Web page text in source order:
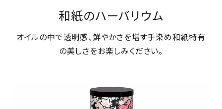
和紙のハーバリウム
オイルの中で透明感、鮮やかさを増す手染め和紙特有
の美しさをお楽しみください。